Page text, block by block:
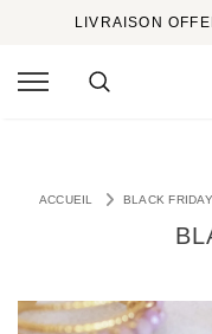
LIVRAISON
ACCUEIL BLACK FRIDAY